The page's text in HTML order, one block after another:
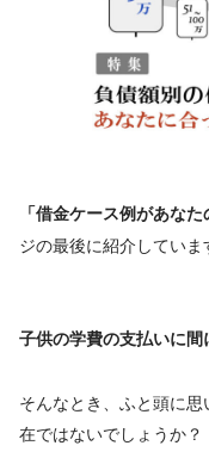
「借金ケース例があな
ジの最後に紹介していま
子供の学費の支払いに
そんなとき、ふと頭に
在ではないでしょうか？